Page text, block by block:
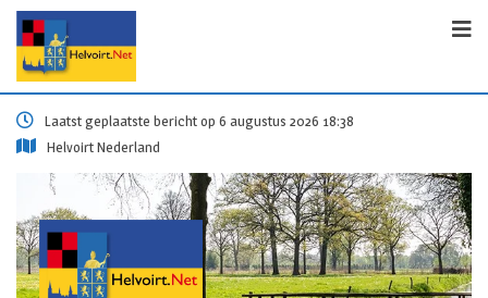
Laatst geplaatste bericht op 6 augustus 2026 18:38
Helvoirt Nederland